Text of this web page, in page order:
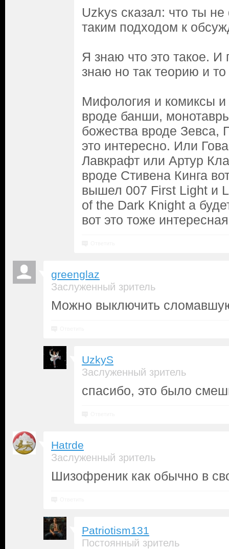
Uzkys сказал: что ты
таким подходом к
Я знаю что это такое.
знаю но так теорию и
Мифология и комиксы
вроде банши,
божества вроде Зевса,
это интересно. Или
Лавкрафт или Артур
вроде Стивена Кинга
вышел 007 First Light и
of the Dark Knight а
вот это тоже
greenglaz
Заслуженный зритель
Можно выключить
UzkyS
Заслуженный зритель
спасибо, это было
Hatrde
Заслуженный зритель
Шизофреник как обычно в
Patriotism131
Постоянный зритель